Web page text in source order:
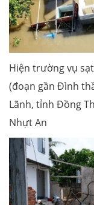
Hiện trường vụ
(đoạn gần Đình
Lãnh, tỉnh Đồng
Nhựt An